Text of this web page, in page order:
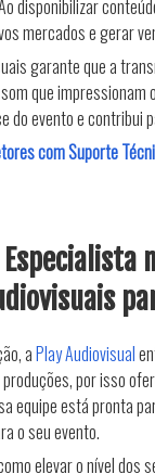
disponibilizar
mercados e gerar
garante que a
que impressionam
do evento e contribui
com Suporte
Especialista
aPlay Audiovisual
por isso
equipe está pronta
o seu evento.
elevar o nível dos